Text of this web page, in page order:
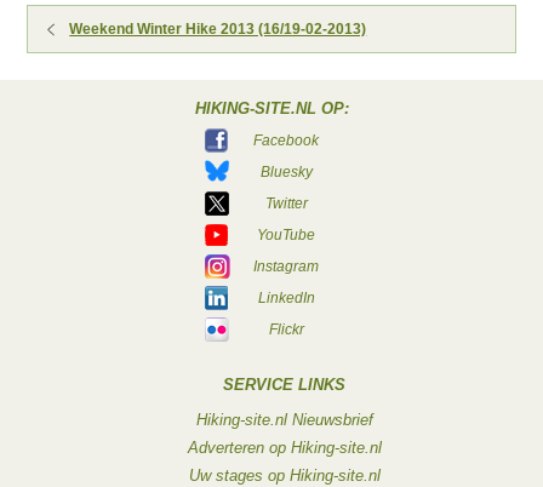
Weekend Winter Hike 2013 (16/19-02-2013)
HIKING-SITE.NL OP:
Facebook
Bluesky
Twitter
YouTube
Instagram
LinkedIn
Flickr
SERVICE LINKS
Hiking-site.nl Nieuwsbrief
Adverteren op Hiking-site.nl
Uw stages op Hiking-site.nl